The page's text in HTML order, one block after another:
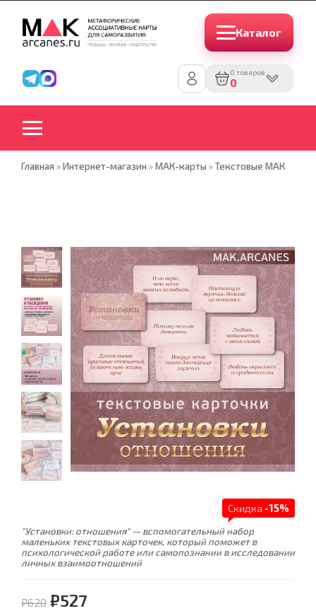
Каталог
0 товаров
0
Главная »Интернет-магазин »МАК-карты »Текстовые МАК
Скидка -15%
"Установки: отношения" — вспомогательный набор
маленьких текстовых карточек, который поможет в
психологической работе или самопознании в исследовании
личных взаимоотношений
₽620 ₽527